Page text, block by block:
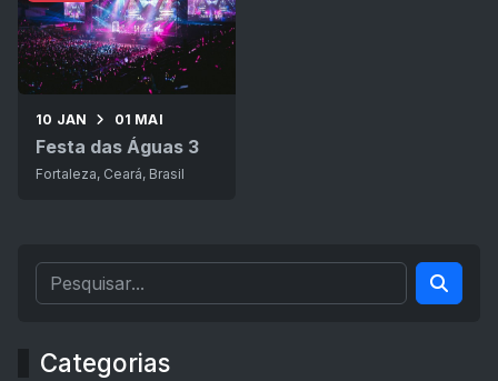
10 JAN 01 MAI
Festa das Águas 3
Fortaleza, Ceará, Brasil
Categorias